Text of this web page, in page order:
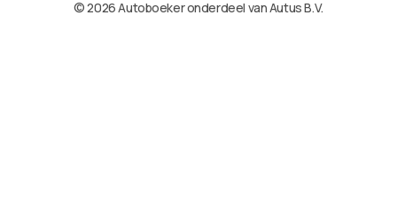
© 2026 Autoboeker onderdeel van Autus B.V.